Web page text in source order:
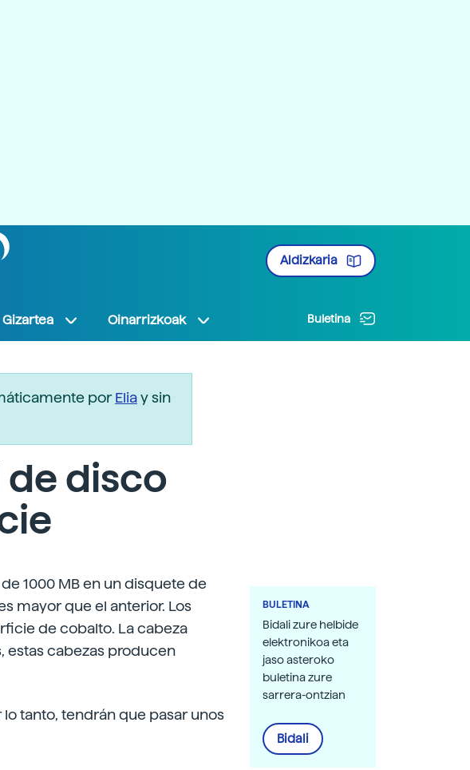
Aldizkaria
Gizartea Oinarrizkoak Buletina
porEliay sin
disco
1000 MB en un disquete de
mayor que el anterior. Los
de cobalto. La cabeza
estas cabezas producen
tanto, tendrán que pasar unos
BULETINA
Bidali zure helbide
elektronikoa eta
jaso asteroko
buletina zure
sarrera-ontzian
Bidali